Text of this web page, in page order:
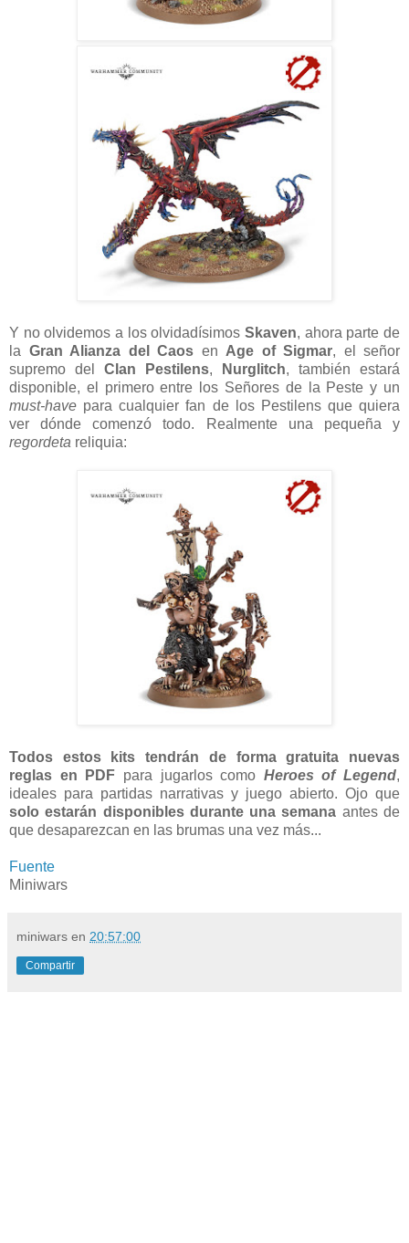
Y no olvidemos a los olvidadísimos Skaven, ahora parte de
la Gran Alianza del Caos en Age of Sigmar, el señor
supremo del Clan Pestilens, Nurglitch, también estará
disponible, el primero entre los Señores de la Peste y un
must-have para cualquier fan de los Pestilens que quiera
ver dónde comenzó todo. Realmente una pequeña y
regordeta reliquia:
Todos estos kits tendrán de forma gratuita nuevas
reglas en PDF para jugarlos como Heroes of Legend,
ideales para partidas narrativas y juego abierto. Ojo que
solo estarán disponibles durante una semana antes de
que desaparezcan en las brumas una vez más...
Fuente
Miniwars
miniwars en 20:57:00
Compartir